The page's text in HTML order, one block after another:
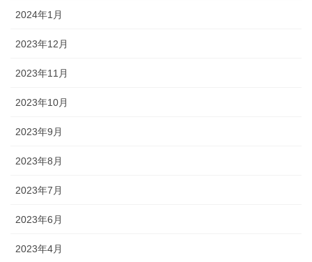
2024年1月
2023年12月
2023年11月
2023年10月
2023年9月
2023年8月
2023年7月
2023年6月
2023年4月